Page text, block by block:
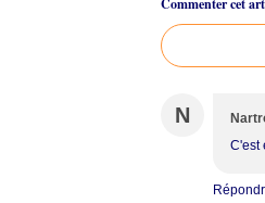
Commenter cet
N
C'est